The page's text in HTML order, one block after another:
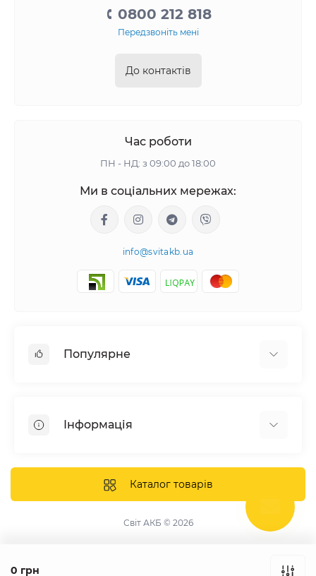
0 грн
0800 212 818
Передзвоніть мені
До контактів
Час роботи
ПН - НД: з 09:00 до 18:00
Ми в соціальних мережах:
info@svitakb.ua
Популярне
Системи зберігання енергії
Інвертори
Інформація
Відгуки про нас
Доставка та оплата
Каталог товарів
Світ АКБ © 2026